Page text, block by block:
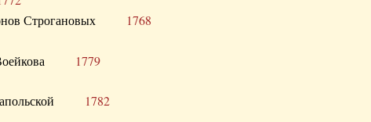
Строгановых 1768
1779
1782